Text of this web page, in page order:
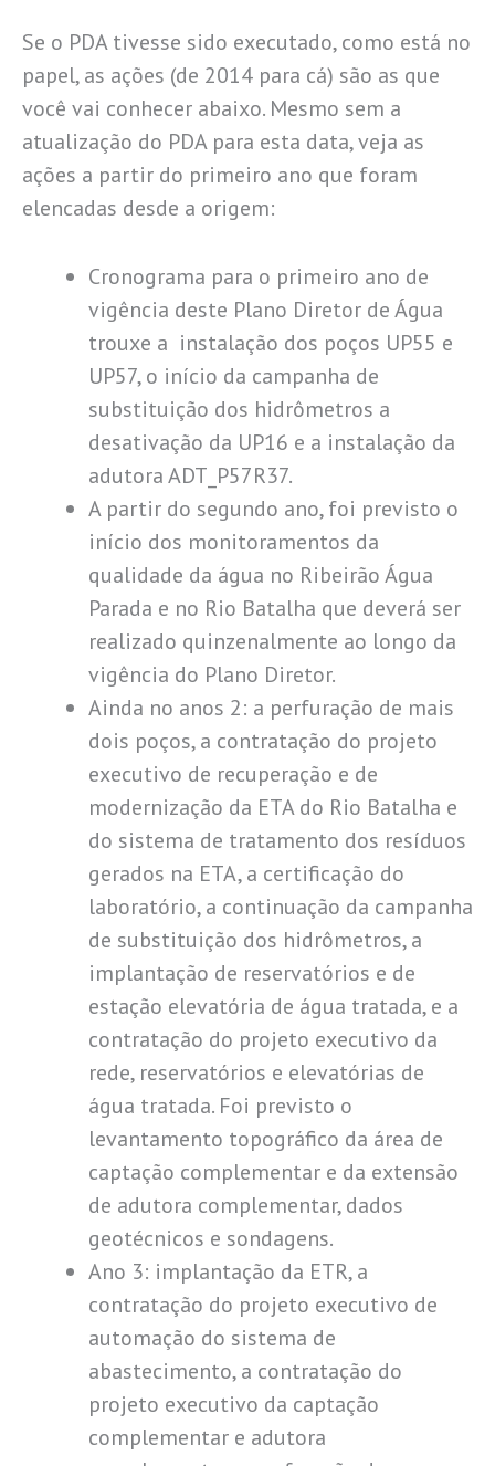
Se o PDA tivesse sido executado, como está no
papel, as ações (de 2014 para cá) são as que
você vai conhecer abaixo. Mesmo sem a
atualização do PDA para esta data, veja as
ações a partir do primeiro ano que foram
elencadas desde a origem:
Cronograma para o primeiro ano de
vigência deste Plano Diretor de Água
trouxe a instalação dos poços UP55 e
UP57, o início da campanha de
substituição dos hidrômetros a
desativação da UP16 e a instalação da
adutora ADT_P57R37.
A partir do segundo ano, foi previsto o
início dos monitoramentos da
qualidade da água no Ribeirão Água
Parada e no Rio Batalha que deverá ser
realizado quinzenalmente ao longo da
vigência do Plano Diretor.
Ainda no anos 2: a perfuração de mais
dois poços, a contratação do projeto
executivo de recuperação e de
modernização da ETA do Rio Batalha e
do sistema de tratamento dos resíduos
gerados na ETA, a certificação do
laboratório, a continuação da campanha
de substituição dos hidrômetros, a
implantação de reservatórios e de
estação elevatória de água tratada, e a
contratação do projeto executivo da
rede, reservatórios e elevatórias de
água tratada. Foi previsto o
levantamento topográfico da área de
captação complementar e da extensão
de adutora complementar, dados
geotécnicos e sondagens.
Ano 3: implantação da ETR, a
contratação do projeto executivo de
automação do sistema de
abastecimento, a contratação do
projeto executivo da captação
complementar e adutora